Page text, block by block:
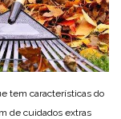
tem características do
de cuidados extras